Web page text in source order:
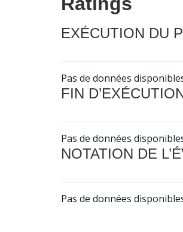
EXÉCUTION DU
Pas de données
FIN
Pas de données
NOTATION DE
Pas de données